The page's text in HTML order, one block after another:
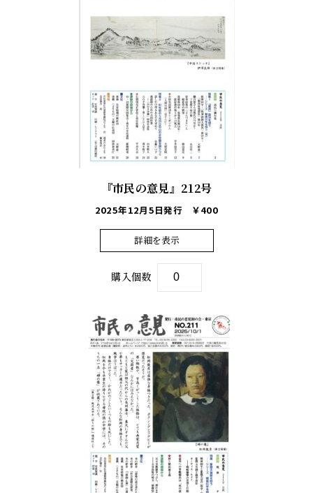
『市民の意見』212号
2025年12月5日発行 ￥400
詳細を表示
購入個数